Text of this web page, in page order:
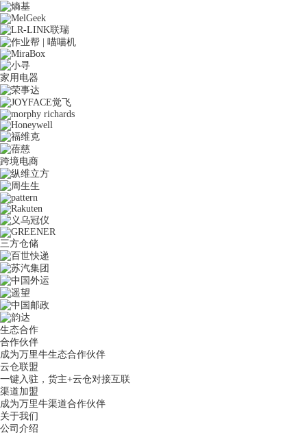
家用电器
跨境电商
三方仓储
生态合作
合作伙伴
成为万里牛生态合作伙伴
云仓联盟
一键入驻，货主+云仓对接互联
渠道加盟
成为万里牛渠道合作伙伴
关于我们
公司介绍